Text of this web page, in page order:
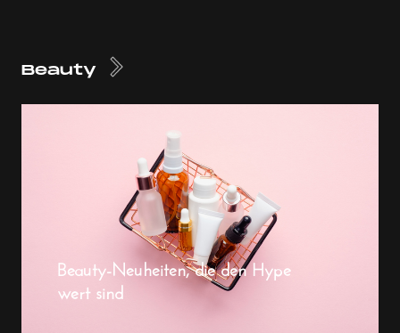
Beauty
Beauty-Neuheiten, die den Hype
wert sind